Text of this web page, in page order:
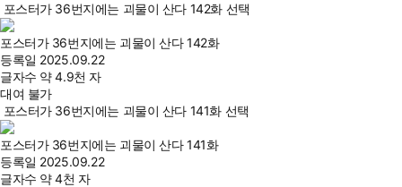
포스터가 36번지에는 괴물이 산다 142화 선택
포스터가 36번지에는 괴물이 산다 142화
등록일 2025.09.22
글자수 약 4.9천 자
대여 불가
포스터가 36번지에는 괴물이 산다 141화 선택
포스터가 36번지에는 괴물이 산다 141화
등록일 2025.09.22
글자수 약 4천 자